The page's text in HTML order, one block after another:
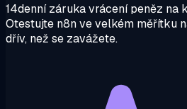
14denní záruka vrácení peněz na
Otestujte n8n ve velkém měřítku
dřív, než se zavážete.